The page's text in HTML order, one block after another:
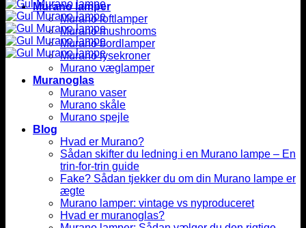
Murano lamper
Murano loftlamper
Murano mushrooms
Murano bordlamper
Murano lysekroner
Murano væglamper
Muranoglas
Murano vaser
Murano skåle
Murano spejle
Blog
Hvad er Murano?
Sådan skifter du ledning i en Murano lampe – En
trin-for-trin guide
Fake? Sådan tjekker du om din Murano lampe er
ægte
Murano lamper: vintage vs nyproduceret
Hvad er muranoglas?